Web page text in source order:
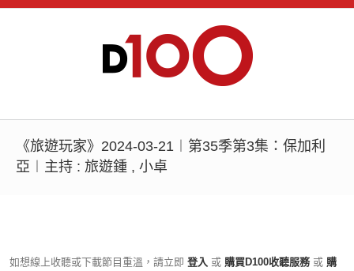
《旅遊玩家》2024-03-21︱第35季第3集：保加利
亞︱主持 : 旅遊鍾 , 小卓
如想線上收聽或下載節目重溫，請立即 登入 或 購買D100收聽服務 或 購